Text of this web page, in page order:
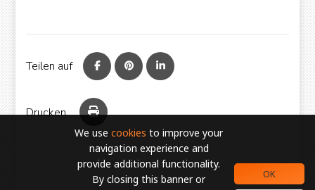
We use cookies to improve your
navigation experience and
provide additional functionality.
By closing this banner or
OK
Teilen auf
Drucken